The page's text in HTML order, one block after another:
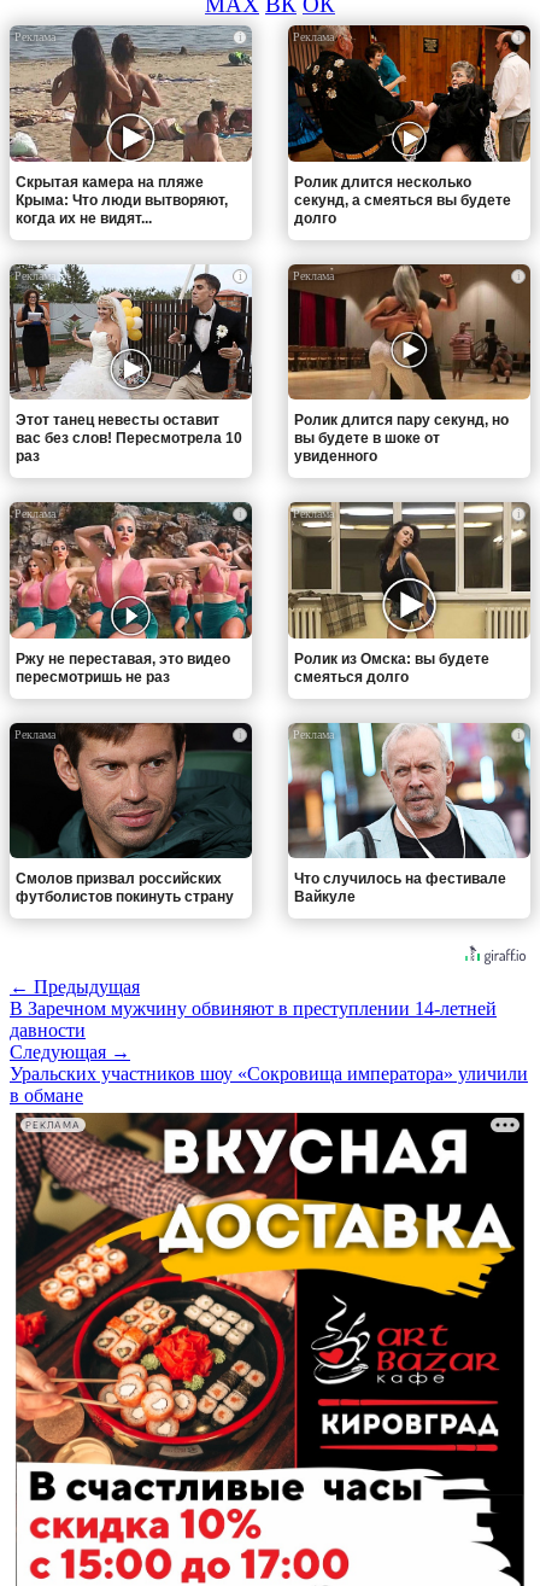
i
Скрытая камера на пляже
Крыма: Что люди вытворяют,
когда их не видят...
i
Ролик длится несколько
секунд, а смеяться вы будете
долго
i
Этот танец невесты оставит
вас без слов! Пересмотрела 10
раз
i
Ролик длится пару секунд, но
вы будете в шоке от
увиденного
i
Ржу не переставая, это видео
пересмотришь не раз
i
Ролик из Омска: вы будете
смеяться долго
i
Смолов призвал российских
футболистов покинуть страну
i
Что случилось на фестивале
Вайкуле
← Предыдущая
В Заречном мужчину обвиняют в преступлении 14-летней
давности
Следующая →
Уральских участников шоу «Сокровища императора» уличили
в обмане
РЕКЛАМА